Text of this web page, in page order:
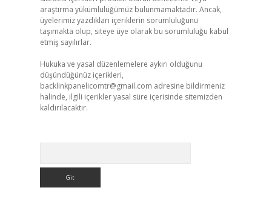
araştırma yükümlülüğümüz bulunmamaktadır. Ancak,
üyelerimiz yazdıkları içeriklerin sorumluluğunu
taşımakta olup, siteye üye olarak bu sorumluluğu kabul
etmiş sayılırlar.
Hukuka ve yasal düzenlemelere aykırı olduğunu
düşündüğünüz içerikleri,
backlinkpanelicomtr@gmail.com adresine bildirmeniz
halinde, ilgili içerikler yasal süre içerisinde sitemizden
kaldırılacaktır.